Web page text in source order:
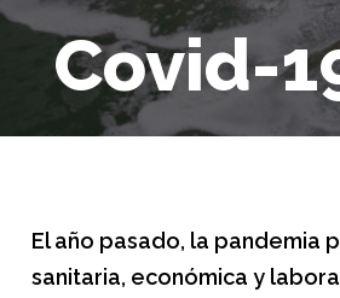
Covid-
El año pasado, la pandemia
sanitaria, económica y